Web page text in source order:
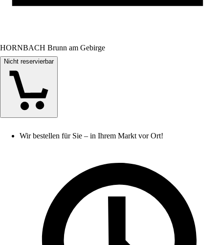
HORNBACH Brunn am Gebirge
Nicht reservierbar
Wir bestellen für Sie – in Ihrem Markt vor Ort!